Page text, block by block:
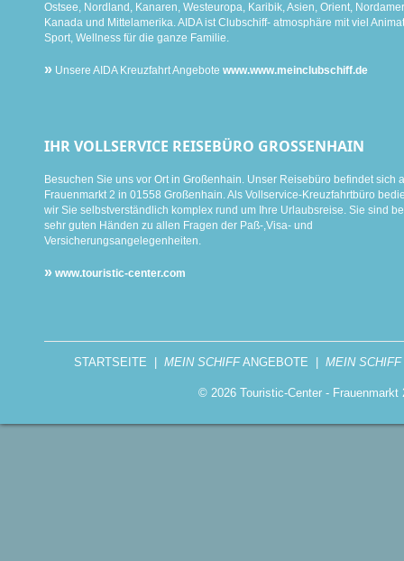
Ostsee, Nordland, Kanaren, Westeuropa, Karibik, Asien, Orient,
Kanada und Mittelamerika. AIDA ist Clubschiff- atmosphäre mit viel
Sport, Wellness für die ganze Familie.
» Unsere AIDA Kreuzfahrt Angebote www.www.meinclubschiff.de
IHR VOLLSERVICE REISEBÜRO GROSSENHAIN
Besuchen Sie uns vor Ort in Großenhain. Unser Reisebüro befindet sich
Frauenmarkt 2 in 01558 Großenhain. Als Vollservice-Kreuzfahrtbüro
wir Sie selbstverständlich komplex rund um Ihre Urlaubsreise. Sie sind
sehr guten Händen zu allen Fragen der Paß-,Visa- und
Versicherungsangelegenheiten.
» www.touristic-center.com
STARTSEITE MEIN SCHIFFANGEBOTE MEIN SCHIFF
© 2026 Touristic-Center -